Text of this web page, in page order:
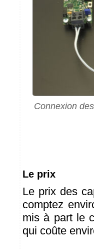
Connexion
Le prix
Le prix des
comptez
mis à part le
qui coûte